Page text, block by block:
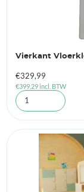
Vierkant
€329,99
€399,29incl. BTW